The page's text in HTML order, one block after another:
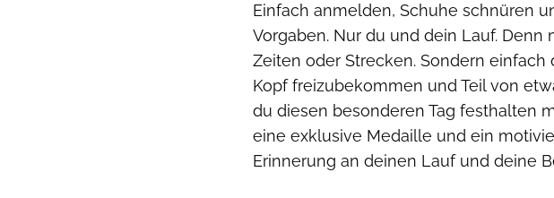
Einfach anmelden, Schuhe schnüren
Vorgaben. Nur du und dein Lauf.
Zeiten oder Strecken. Sondern
Kopf freizubekommen und Teil von
du diesen besonderen Tag festhalten
eine exklusive Medaille und ein
Erinnerung an deinen Lauf und deine